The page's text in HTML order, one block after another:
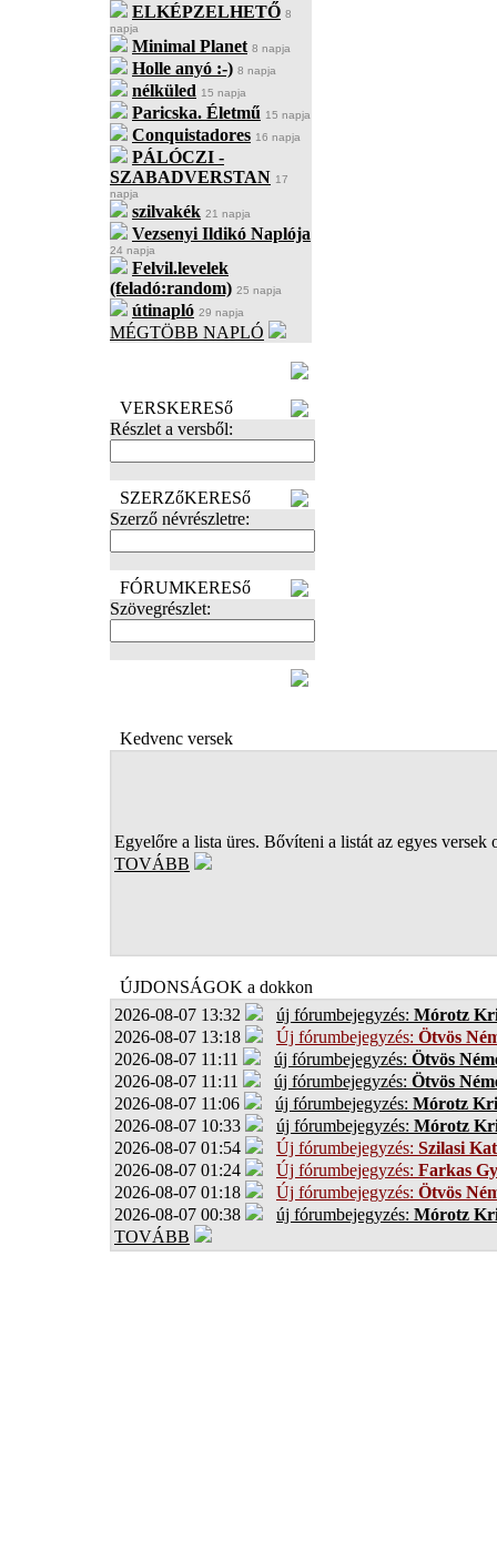
ELKÉPZELHETŐ 8
napja
Minimal Planet 8 napja
Holle anyó :-) 8 napja
nélküled 15 napja
Paricska. Életmű 15 napja
Conquistadores 16 napja
PÁLÓCZI -
SZABADVERSTAN 17
napja
szilvakék 21 napja
Vezsenyi Ildikó Naplója
24 napja
Felvil.levelek
(feladó:random) 25 napja
útinapló 29 napja
MÉGTÖBB NAPLÓ
VERSKERESő
Részlet a versből:
SZERZőKERESő
Szerző névrészletre:
FÓRUMKERESő
Szövegrészlet:
Kedvenc versek
Egyelőre a lista üres. Bővíteni a listát az egyes versek
TOVÁBB
ÚJDONSÁGOK a dokkon
2026-08-07 13:32
új fórumbejegyzés: Mórotz
2026-08-07 13:18
Új fórumbejegyzés: Ötvös
2026-08-07 11:11
új fórumbejegyzés: Ötvös
2026-08-07 11:11
új fórumbejegyzés: Ötvös
2026-08-07 11:06
új fórumbejegyzés: Mórotz
2026-08-07 10:33
új fórumbejegyzés: Mórotz
2026-08-07 01:54
Új fórumbejegyzés: Szilasi
2026-08-07 01:24
Új fórumbejegyzés: Farkas
2026-08-07 01:18
Új fórumbejegyzés: Ötvös
2026-08-07 00:38
új fórumbejegyzés: Mórotz
TOVÁBB